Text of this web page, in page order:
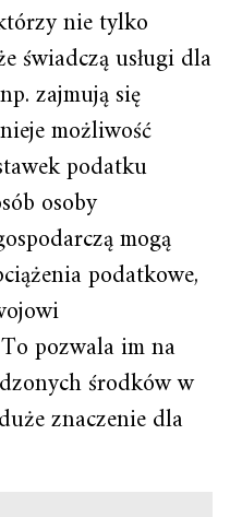
nie tylko
świadczą usługi dla
zajmują się
możliwość
podatku
osoby
mogą
podatkowe,
pozwala im na
środków w
znaczenie dla